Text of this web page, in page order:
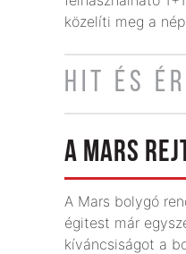
közelíti meg a
HIT ÉS
A MARS
A Mars bolygó
égitest már
kíváncsiságot a